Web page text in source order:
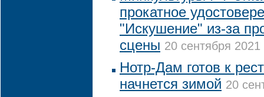
прокатное
"Искушение" из-за
сцены 20 сентября
Нотр-Дам готов к
начнется зимой 20